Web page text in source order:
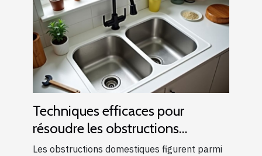
Techniques efficaces pour
résoudre les obstructions
domestiques courantes
Les obstructions domestiques figurent parmi